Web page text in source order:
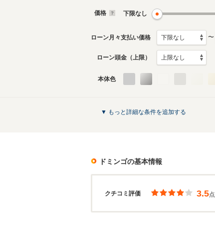
生産モデル
ドミンゴのカタログを見る
価格 下限なし
ローン月々支払い価格 〜
ローン頭金（上限）
本体色
▼ もっと詳細な条件を追加する
ドミンゴの基本情報
クチコミ評価 3.5点